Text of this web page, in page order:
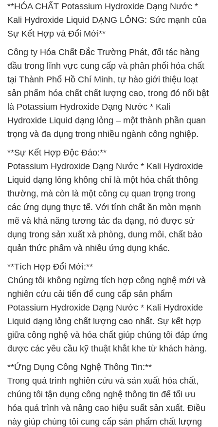
**HÓA CHẤT Potassium Hydroxide Dạng Nước *
Kali Hydroxide Liquid DẠNG LỎNG: Sức mạnh của
Sự Kết Hợp và Đổi Mới**
Công ty Hóa Chất Đắc Trường Phát, đối tác hàng
đầu trong lĩnh vực cung cấp và phân phối hóa chất
tại Thành Phố Hồ Chí Minh, tự hào giới thiệu loạt
sản phẩm hóa chất chất lượng cao, trong đó nổi bật
là Potassium Hydroxide Dạng Nước * Kali
Hydroxide Liquid dạng lỏng – một thành phần quan
trọng và đa dụng trong nhiều ngành công nghiệp.
**Sự Kết Hợp Độc Đáo:**
Potassium Hydroxide Dạng Nước * Kali Hydroxide
Liquid dạng lỏng không chỉ là một hóa chất thông
thường, mà còn là một công cụ quan trọng trong
các ứng dụng thực tế. Với tính chất ăn mòn mạnh
mẽ và khả năng tương tác đa dạng, nó được sử
dụng trong sản xuất xà phòng, dung môi, chất bảo
quản thức phẩm và nhiều ứng dụng khác.
**Tích Hợp Đổi Mới:**
Chúng tôi không ngừng tích hợp công nghệ mới và
nghiên cứu cải tiến để cung cấp sản phẩm
Potassium Hydroxide Dạng Nước * Kali Hydroxide
Liquid dạng lỏng chất lượng cao nhất. Sự kết hợp
giữa công nghệ và hóa chất giúp chúng tôi đáp ứng
được các yêu cầu kỹ thuật khắt khe từ khách hàng.
**Ứng Dụng Công Nghệ Thông Tin:**
Trong quá trình nghiên cứu và sản xuất hóa chất,
chúng tôi tận dụng công nghệ thông tin để tối ưu
hóa quá trình và nâng cao hiệu suất sản xuất. Điều
này giúp chúng tôi cung cấp sản phẩm chất lượng